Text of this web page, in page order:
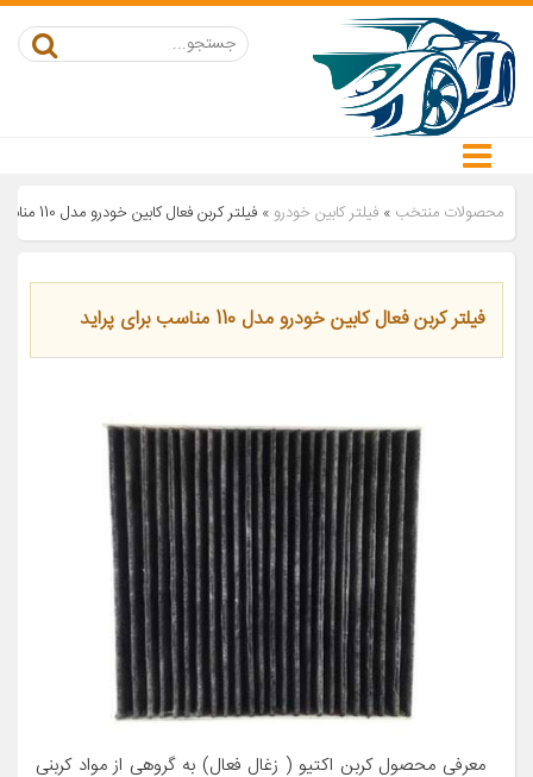
محصولات منتخب » فیلتر کابین خودرو » فیلتر کربن فعال کابین خودرو مدل 110 مناسب برای پراید
فیلتر کربن فعال کابین خودرو مدل 110 مناسب برای پراید
معرفی محصول کربن اکتیو ( زغال فعال) به گروهی از مواد کربنی